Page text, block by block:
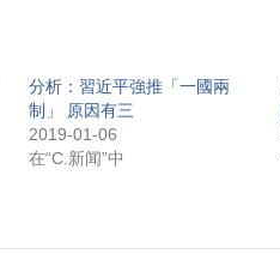
分析：習近平強推「一國兩
制」 原因有三
2019-01-06
在“C.新闻”中